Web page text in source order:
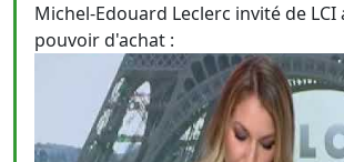
Michel-Edouard Leclerc invité de LCI
pouvoir d'achat :